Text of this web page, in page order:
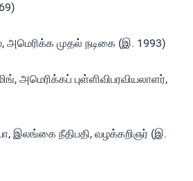
அமெரிக்க முதல் நடிகை (இ. 1993)
அமெரிக்கப் புள்ளிவிபரவியலாளர்,
இலங்கை நீதிபதி, வழக்கறிஞர் (இ.